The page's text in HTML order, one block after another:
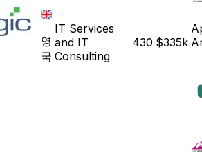
영
국
IT Services
and IT
Consulting
430 $335k